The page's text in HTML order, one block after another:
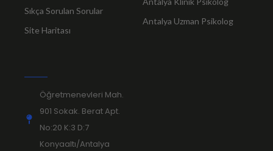
Sıkça Sorulan Sorular
Site Haritası
Antalya Uzman Psikolog
Öğretmenevleri Mah.
901 Sokak. Berat Apt.
No:20 K:3 D:7
Konyaaltı/Antalya